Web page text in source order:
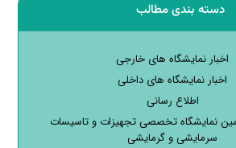
دسته بندی مطالب
اخبار نمایشگاه های خارجی
اخبار نمایشگاه های داخلی
اطلاع رسانی
نمایشگاه تخصصی تجهیزات و تاسیسات
سرمایشی و گرمایشی